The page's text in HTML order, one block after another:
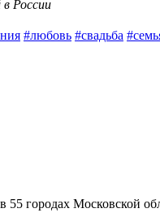
России
#любовь #свадьба
55 городах Московской